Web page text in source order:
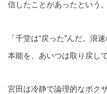
信したことがあったという。
「千堂は“戻った”んだ。浪
本能を、あいつは取り戻し
宮田は冷静で論理的なボク